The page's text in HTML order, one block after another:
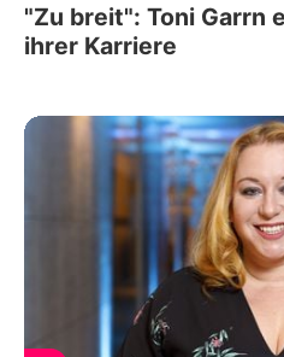
"Zu breit": Toni Garrn
ihrer Karriere